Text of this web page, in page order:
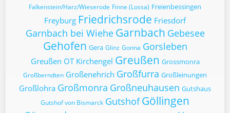
Falkenstein/Harz/Wieserode Finne (Lossa) Freienbessingen
Freyburg Friedrichsrode Friesdorf
Garnbach bei Wiehe Garnbach Gebesee
Gehofen Gera Glinz Gonna Gorsleben
Greußen OT Kirchengel Greußen Grossmonra
Großberndten Großenehrich Großfurra Großleinungen
Großlohra Großmonra Großneuhausen Gutshaus
Gutshof von Bismarck Gutshof Göllingen